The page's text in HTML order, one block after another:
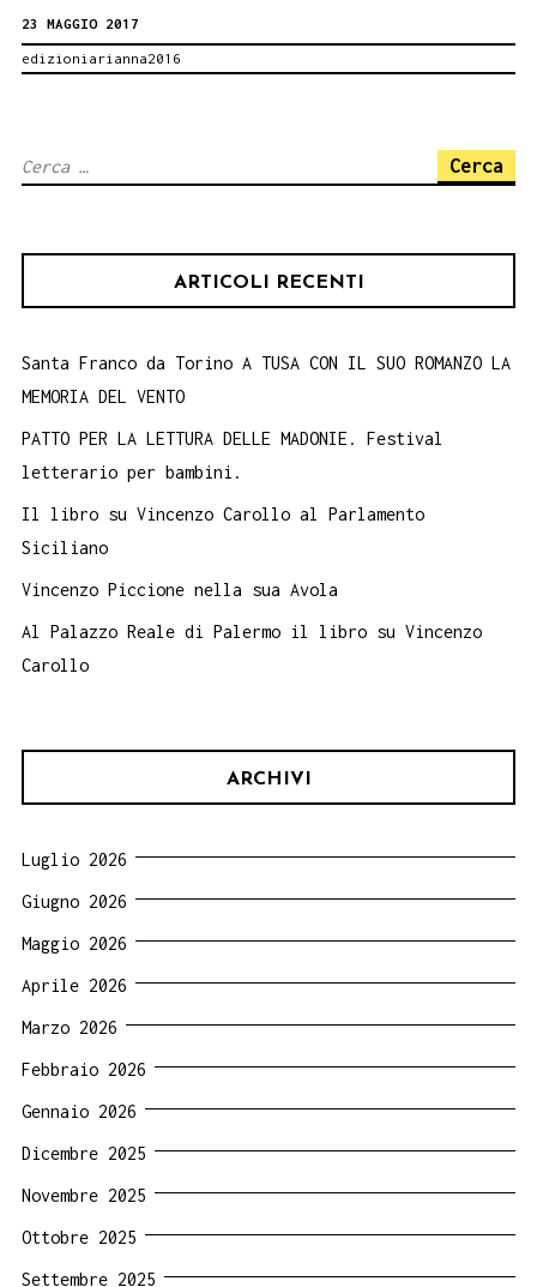
23 MAGGIO 2017
edizioniarianna2016
Ricerca
ARTICOLI RECENTI
Santa Franco da Torino A TUSA CON IL SUO ROMANZO LA
MEMORIA DEL VENTO
PATTO PER LA LETTURA DELLE MADONIE. Festival
letterario per bambini.
Il libro su Vincenzo Carollo al Parlamento
Siciliano
Vincenzo Piccione nella sua Avola
Al Palazzo Reale di Palermo il libro su Vincenzo
Carollo
ARCHIVI
Luglio 2026
Giugno 2026
Maggio 2026
Aprile 2026
Marzo 2026
Febbraio 2026
Gennaio 2026
Dicembre 2025
Novembre 2025
Ottobre 2025
Settembre 2025